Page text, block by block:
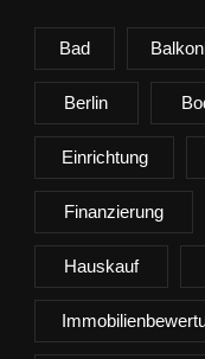
Bad
Berlin
Einrichtung
Finanzierung
Hauskauf